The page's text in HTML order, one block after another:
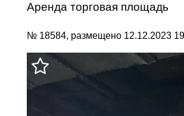
Аренда торговая площадь
№ 18584, размещено 12.12.2023